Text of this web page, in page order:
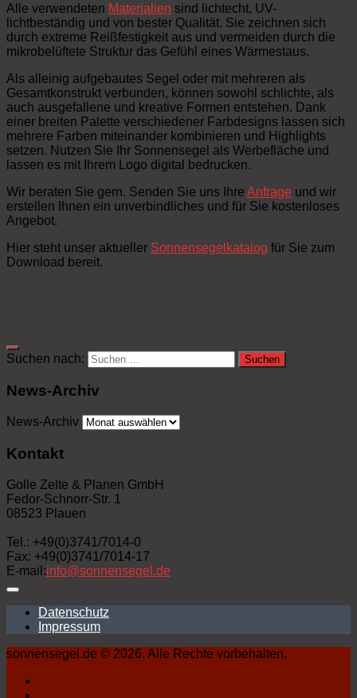
Alle verwendeten Materialien sind lichtecht, UV-
lichtbeständig und von bester Qualität. Sie zeichnen sich
durch extreme Reißfestigkeit aus und vermeiden durch die
mikrobelüftete Struktur das Gefühl eines Wärmestaus.
Als alleinig aufgebautes Segel oder mit mehreren als
Gesamtkonstrukt verbunden, können sowohl schlichte, als
auch ausgefallene und kreative Formen entstehen. Dank
einer breiten Palette verschiedener Farbdesigns lassen sich
mehrere Farben miteinander kombinieren und Highlights
setzen. Nutzen Sie Ihr Sonnensegel als Werbefläche und
lassen es mit Ihrem Logo digital bedrucken.
Wir beraten Sie gern. Senden Sie uns Ihre Anfrage und wir
erstellen Ihnen ein unverbindliches und für Sie kostenloses
Angebot.
Hier steht unser aktueller Sonnensegelkatalog für Sie zum
Download bereit.
Suchen nach:
News-Archiv
News-Archiv
Kontakt
Golle Zelte & Planen GmbH
Fedor-Schnorr-Str. 1
08523 Plauen
Tel.: +49(0)3741/7014-0
Fax: +49(0)3741/7014-17
E-mail:info@sonnensegel.de
Datenschutz
Impressum
sonnensegel.de © 2026. Alle Rechte vorbehalten.